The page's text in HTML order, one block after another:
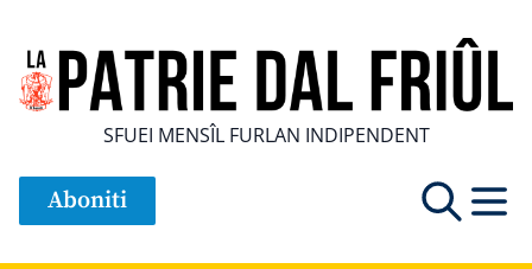
SFUEI MENSÎL FURLAN INDIPENDENT
Aboniti